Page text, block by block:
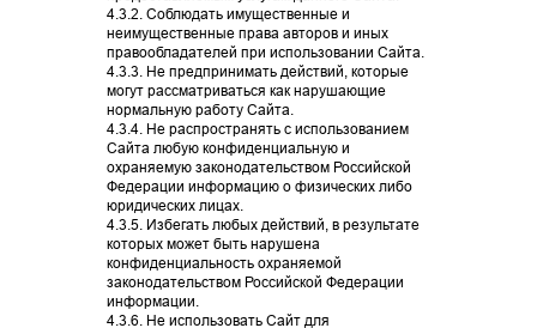
4.3.2. Соблюдать имущественные и
неимущественные права авторов и иных
правообладателей при использовании Сайта.
4.3.3. Не предпринимать действий, которые
могут рассматриваться как нарушающие
нормальную работу Сайта.
4.3.4. Не распространять с использованием
Сайта любую конфиденциальную и
охраняемую законодательством Российской
Федерации информацию о физических либо
юридических лицах.
4.3.5. Избегать любых действий, в результате
которых может быть нарушена
конфиденциальность охраняемой
законодательством Российской Федерации
информации.
4.3.6. Не использовать Сайт для
СПЕЦИАЛЬНОЕ ПРЕДЛОЖЕНИЕ НА ЛАЗЕРНУЮ
ЭПИЛЯЦИЮ